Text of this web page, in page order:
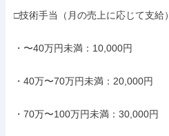
□技術手当（月の売上に応じて支給）
・〜40万円未満：10,000円
・40万〜70万円未満：20,000円
・70万〜100万円未満：30,000円